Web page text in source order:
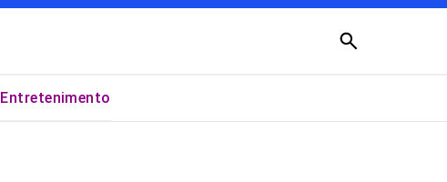
Buscar
×
Entretenimento